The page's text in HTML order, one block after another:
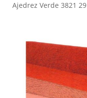
Ajedrez Verde 3821 29